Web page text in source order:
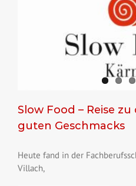
Slow Food – Reise
guten Geschmacks
Heute fand in der
Villach,